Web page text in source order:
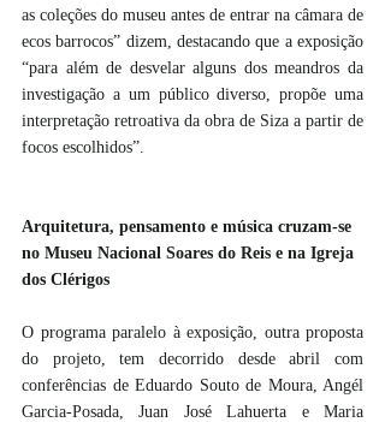
as coleções do museu antes de entrar na câmara de
ecos barrocos” dizem, destacando que a exposição
“para além de desvelar alguns dos meandros da
investigação a um público diverso, propõe uma
interpretação retroativa da obra de Siza a partir de
focos escolhidos”.
Arquitetura, pensamento e música cruzam-se
no Museu Nacional Soares do Reis e na Igreja
dos Clérigos
O programa paralelo à exposição, outra proposta
do projeto, tem decorrido desde abril com
conferências de Eduardo Souto de Moura, Angél
Garcia-Posada, Juan José Lahuerta e Maria